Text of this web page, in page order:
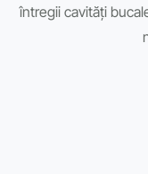
întregii cavități